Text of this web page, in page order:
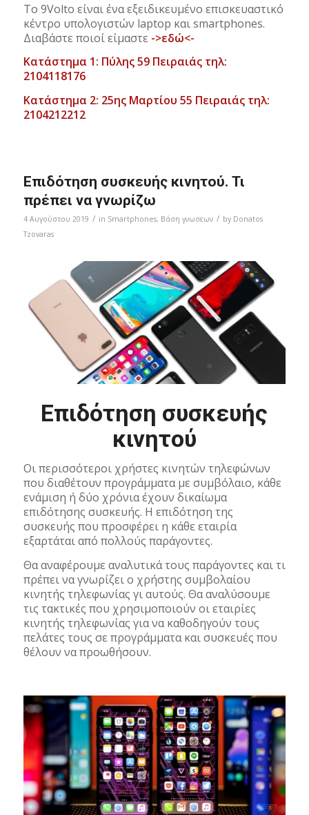
Το 9Volto είναι ένα εξειδικευμένο επισκευαστικό
κέντρο υπολογιστών laptop και smartphones.
Διαβάστε ποιοί είμαστε ->εδώ<-
Κατάστημα 1: Πύλης 59 Πειραιάς τηλ:
2104118176
Κατάστημα 2: 25ης Μαρτίου 55 Πειραιάς τηλ:
2104212212
Επιδότηση συσκευής κινητού. Τι
πρέπει να γνωρίζω
4 Αυγούστου 2019 / in Smartphones, Bάση γνωσεων / by Donatos
Tzovaras
Επιδότηση συσκευής
κινητού
Οι περισσότεροι χρήστες κινητών τηλεφώνων
που διαθέτουν προγράμματα με συμβόλαιο, κάθε
ενάμιση ή δύο χρόνια έχουν δικαίωμα
επιδότησης συσκευής. Η επιδότηση της
συσκευής που προσφέρει η κάθε εταιρία
εξαρτάται από πολλούς παράγοντες.
Θα αναφέρουμε αναλυτικά τους παράγοντες και τι
πρέπει να γνωρίζει ο χρήστης συμβολαίου
κινητής τηλεφωνίας γι αυτούς. Θα αναλύσουμε
τις τακτικές που χρησιμοποιούν οι εταιρίες
κινητής τηλεφωνίας για να καθοδηγούν τους
πελάτες τους σε προγράμματα και συσκευές που
θέλουν να προωθήσουν.